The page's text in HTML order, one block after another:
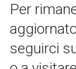
Per
seguirci